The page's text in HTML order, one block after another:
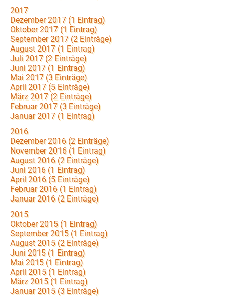
2017
Dezember 2017 (1 Eintrag)
Oktober 2017 (1 Eintrag)
September 2017 (2 Einträge)
August 2017 (1 Eintrag)
Juli 2017 (2 Einträge)
Juni 2017 (1 Eintrag)
Mai 2017 (3 Einträge)
April 2017 (5 Einträge)
März 2017 (2 Einträge)
Februar 2017 (3 Einträge)
Januar 2017 (1 Eintrag)
2016
Dezember 2016 (2 Einträge)
November 2016 (1 Eintrag)
August 2016 (2 Einträge)
Juni 2016 (1 Eintrag)
April 2016 (5 Einträge)
Februar 2016 (1 Eintrag)
Januar 2016 (2 Einträge)
2015
Oktober 2015 (1 Eintrag)
September 2015 (1 Eintrag)
August 2015 (2 Einträge)
Juni 2015 (1 Eintrag)
Mai 2015 (1 Eintrag)
April 2015 (1 Eintrag)
März 2015 (1 Eintrag)
Januar 2015 (3 Einträge)